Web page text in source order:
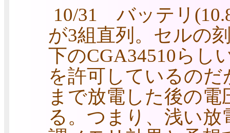
10/31 バッテリ
が3組直列。セルの
下のCGA34510らし
を許可しているのだ
まで放電した後の電
る。つまり、浅い